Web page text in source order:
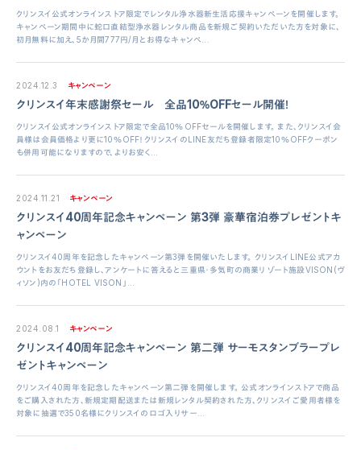
クリンスイ公式オンラインストア限定でレンタル浄水器新生活応援キャンペーンを開催します。
キャンペーン期間中に蛇口直結型浄水器レンタル商品を新規ご契約いただいた方を対象に、
初月無料に加え、5か月間777円/月とお得なキャンペ...
2024.12.3 キャンペーン
クリンスイ年末感謝祭セール 全品10％OFFセール開催！
クリンスイ公式オンラインストア限定で全品10％OFFセールを開催します。 また、クリンスイ会
員様は会員価格より更に10％OFF！クリンスイのLINE友だち登録者限定10％OFFクーポン
も併用可能になりますので、よりお安く...
2024.11.21 キャンペーン
クリンスイ40周年記念キャンペーン 第3弾 豪華宿泊券プレゼントキ
ャンペーン
クリンスイ40周年を記念したキャンペーン第3弾を開催いたします。 クリンスイLINE公式アカ
ウントをお友だち登録し、アンケートに答えると三重県・多気町の商業リゾート施設VISON(ヴ
ィソン)内の「HOTEL VISON」...
2024.08.1 キャンペーン
クリンスイ40周年記念キャンペーン 第二弾 サーモスタンブラープレ
ゼントキャンペーン
クリンスイ40周年を記念したキャンペーン第二弾を開催します。 公式オンラインストアで商品
をご購入された方、新規定期配送または新規レンタル契約された方、クリンスイご愛用者様を
対象に抽選で350名様にクリンスイのロゴ入りサー...